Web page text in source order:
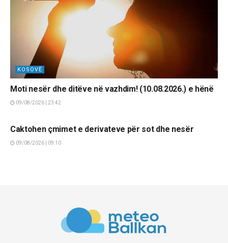
KOSOVË
Moti nesër dhe ditëve në vazhdim! (10.08.2026.) e hënë
09/08/2026 | 23:42
Caktohen çmimet e derivateve për sot dhe nesër
09/08/2026 | 09:10